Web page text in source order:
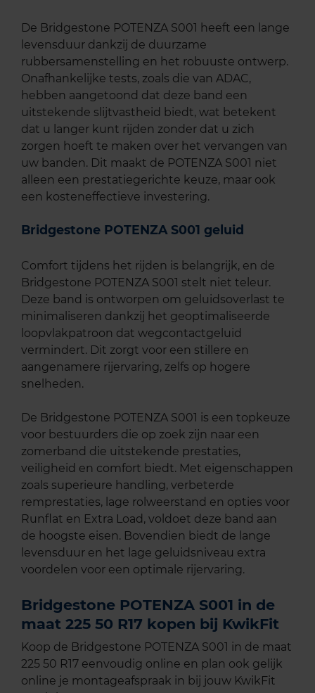
De Bridgestone POTENZA S001 heeft een lange
levensduur dankzij de duurzame
rubbersamenstelling en het robuuste ontwerp.
Onafhankelijke tests, zoals die van ADAC,
hebben aangetoond dat deze band een
uitstekende slijtvastheid biedt, wat betekent
dat u langer kunt rijden zonder dat u zich
zorgen hoeft te maken over het vervangen van
uw banden. Dit maakt de POTENZA S001 niet
alleen een prestatiegerichte keuze, maar ook
een kosteneffectieve investering.
Bridgestone POTENZA S001 geluid
Comfort tijdens het rijden is belangrijk, en de
Bridgestone POTENZA S001 stelt niet teleur.
Deze band is ontworpen om geluidsoverlast te
minimaliseren dankzij het geoptimaliseerde
loopvlakpatroon dat wegcontactgeluid
vermindert. Dit zorgt voor een stillere en
aangenamere rijervaring, zelfs op hogere
snelheden.
De Bridgestone POTENZA S001 is een topkeuze
voor bestuurders die op zoek zijn naar een
zomerband die uitstekende prestaties,
veiligheid en comfort biedt. Met eigenschappen
zoals superieure handling, verbeterde
remprestaties, lage rolweerstand en opties voor
Runflat en Extra Load, voldoet deze band aan
de hoogste eisen. Bovendien biedt de lange
levensduur en het lage geluidsniveau extra
voordelen voor een optimale rijervaring.
Bridgestone POTENZA S001 in de
maat 225 50 R17 kopen bij KwikFit
Koop de Bridgestone POTENZA S001 in de maat
225 50 R17 eenvoudig online en plan ook gelijk
online je montageafspraak in bij jouw KwikFit